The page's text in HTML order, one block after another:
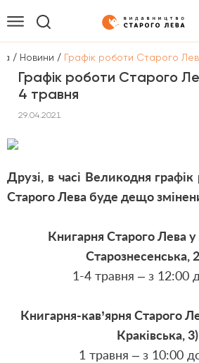
/ Новини / Графік роботи Старого
Графік роботи Старого
4 травня
29.04.2021
Друзі, в часі Великодня
Старого Лева буде дещо
Книгарня Старого Лева у
Старознесенська,
1-4 травня – з 12:00
Книгарня-кав’ярня Старого
Краківська, 3)
1 травня – з 10:00